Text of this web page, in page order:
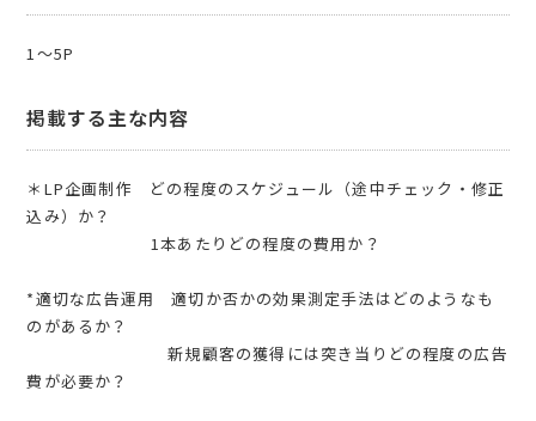
1〜5P
掲載する主な内容
＊LP企画制作 どの程度のスケジュール（途中チェック・修正
込み）か？
1本あたりどの程度の費用か？
*適切な広告運用 適切か否かの効果測定手法はどのようなも
のがあるか？
新規顧客の獲得には突き当りどの程度の広告
費が必要か？